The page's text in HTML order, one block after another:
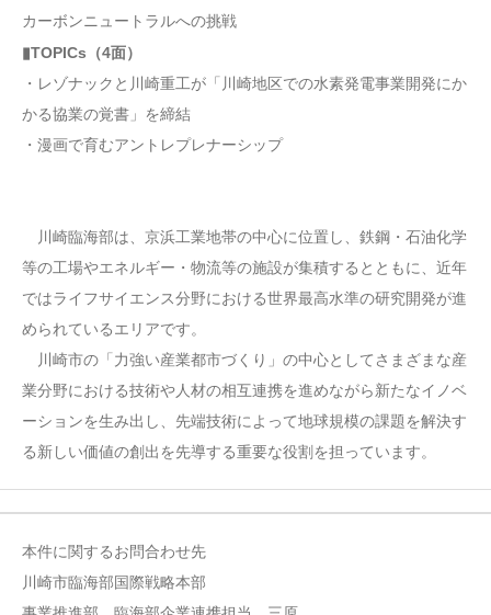
カーボンニュートラルへの挑戦
▮TOPICs（4面）
・レゾナックと川崎重工が「川崎地区での水素発電事業開発にか
かる協業の覚書」を締結
・漫画で育むアントレプレナーシップ
川崎臨海部は、京浜工業地帯の中心に位置し、鉄鋼・石油化学
等の工場やエネルギー・物流等の施設が集積するとともに、近年
ではライフサイエンス分野における世界最高水準の研究開発が進
められているエリアです。
川崎市の「力強い産業都市づくり」の中心としてさまざまな産
業分野における技術や人材の相互連携を進めながら新たなイノベ
ーションを生み出し、先端技術によって地球規模の課題を解決す
る新しい価値の創出を先導する重要な役割を担っています。
本件に関するお問合わせ先
川崎市臨海部国際戦略本部